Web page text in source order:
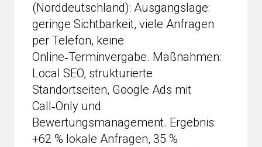
(Norddeutschland): Ausgangslage:
geringe Sichtbarkeit, viele Anfragen
per Telefon, keine
Online‑Terminvergabe. Maßnahmen:
Local SEO, strukturierte
Standortseiten, Google Ads mit
Call‑Only und
Bewertungsmanagement. Ergebnis:
+62 % lokale Anfragen, 35 %